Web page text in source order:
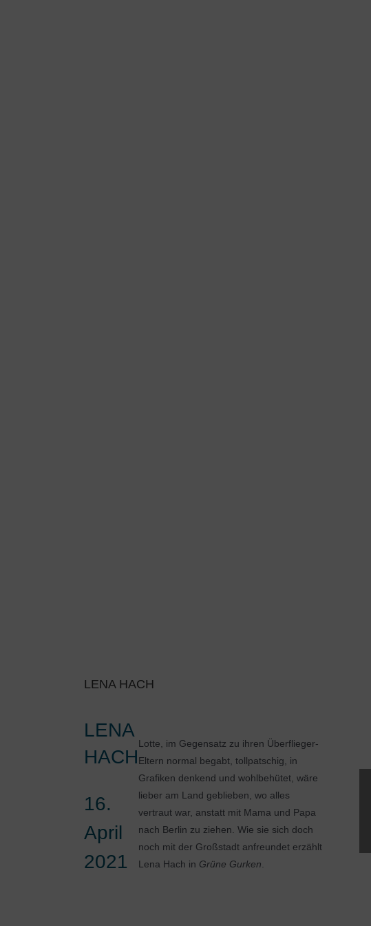
LENA HACH
LENA
HACH
16.
April
2021
Lotte, im Gegensatz zu ihren Überflieger-
Eltern normal begabt, tollpatschig, in
Grafiken denkend und wohlbehütet, wäre
lieber am Land geblieben, wo alles
vertraut war, anstatt mit Mama und Papa
nach Berlin zu ziehen. Wie sie sich doch
noch mit der Großstadt anfreundet erzählt
Lena Hach in Grüne Gurken